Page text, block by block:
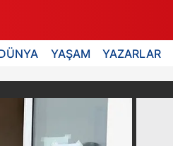
YAŞAM YAZARLAR